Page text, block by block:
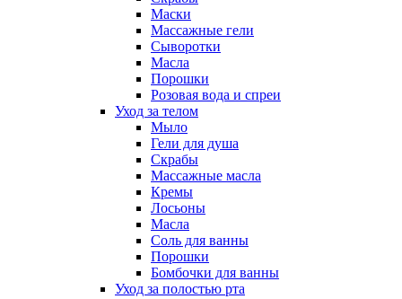
Маски
Массажные гели
Сыворотки
Масла
Порошки
Розовая вода и спреи
Уход за телом
Мыло
Гели для душа
Скрабы
Массажные масла
Кремы
Лосьоны
Масла
Соль для ванны
Порошки
Бомбочки для ванны
Уход за полостью рта